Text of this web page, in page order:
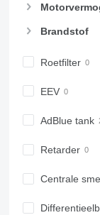
Brandstof
Roetfilter
EEV
AdBlue tank
Retarder
Centrale